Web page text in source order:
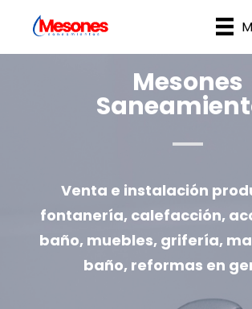
Mesones
Venta e instalación
fontanería, calefacción,
baño, muebles, grifería,
baño, reformas en